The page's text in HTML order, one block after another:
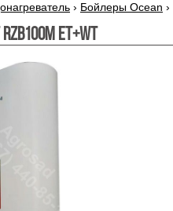
› Бойлеры Ocean ›
ET+WT